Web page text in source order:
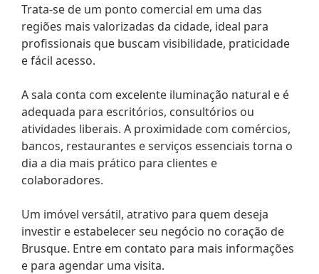
Trata-se de um ponto comercial em uma das
regiões mais valorizadas da cidade, ideal para
profissionais que buscam visibilidade, praticidade
e fácil acesso.
A sala conta com excelente iluminação natural e é
adequada para escritórios, consultórios ou
atividades liberais. A proximidade com comércios,
bancos, restaurantes e serviços essenciais torna o
dia a dia mais prático para clientes e
colaboradores.
Um imóvel versátil, atrativo para quem deseja
investir e estabelecer seu negócio no coração de
Brusque. Entre em contato para mais informações
e para agendar uma visita.